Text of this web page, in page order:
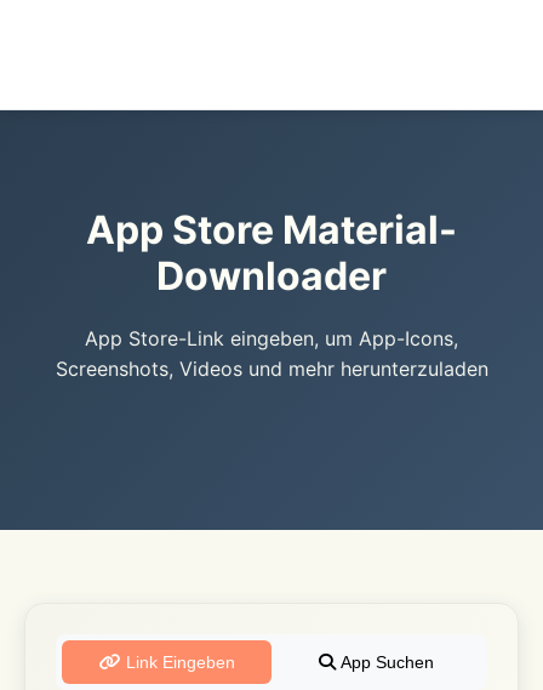
App Store Material-
Downloader
App Store-Link eingeben, um App-Icons,
Screenshots, Videos und mehr herunterzuladen
Link Eingeben App Suchen